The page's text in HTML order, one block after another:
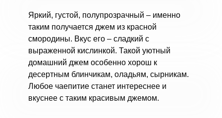
Яркий, густой, полупрозрачный – именно
таким получается джем из красной
смородины. Вкус его – сладкий с
выраженной кислинкой. Такой уютный
домашний джем особенно хорош к
десертным блинчикам, оладьям, сырникам.
Любое чаепитие станет интереснее и
вкуснее с таким красивым джемом.